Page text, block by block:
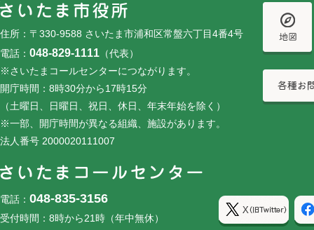
住所：〒330-9588 さいたま市浦和区常盤六丁目4番4号
電話： 048-829-1111 （代表）
※さいたまコールセンターにつながります。
開庁時間：8時30分から17時15分
（土曜日、日曜日、祝日、休日、年末年始を除く）
※一部、開庁時間が異なる組織、施設があります。
法人番号 2000020111007
電話： 048-835-3156
受付時間：8時から21時（年中無休）